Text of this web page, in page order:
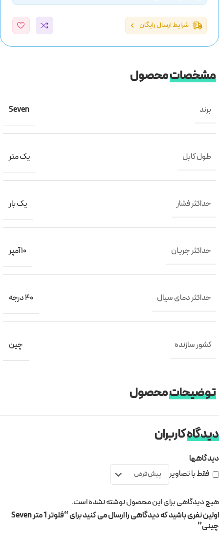
شرایط ارسال رایگان
مشخصاتمحصول
برند Seven
طول کابل یک متر
حداکثر فشار یک بار
حداکثر جریان 10 آمپر
حداکثر دمای سیال 40 درجه
کشور سازنده چین
توضیحاتمحصول
دیدگاهکاربران
دیدگاهها
فقط با تصاویر
هیچ دیدگاهی برای این محصول نوشته نشده است.
اولین نفری باشید که دیدگاهی را ارسال می کنید برای “فلوتر 1 متر Seven
چینی”